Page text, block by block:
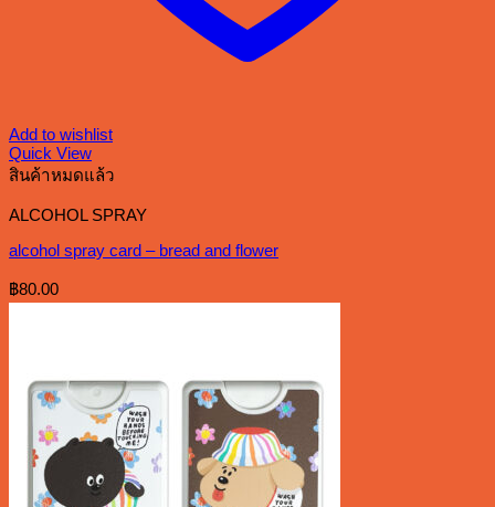
Add to wishlist
Quick View
สินค้าหมดแล้ว
ALCOHOL SPRAY
alcohol spray card – bread and flower
฿80.00